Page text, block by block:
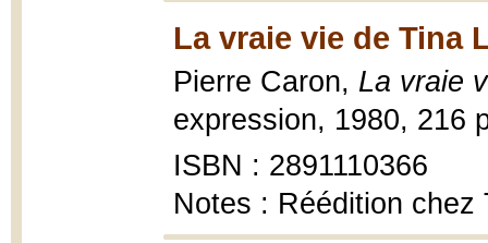
La vraie vie de Tina
Pierre Caron, La vraie
expression, 1980, 216
ISBN : 2891110366
Notes : Réédition chez